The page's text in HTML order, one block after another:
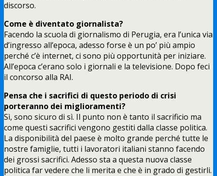
discorso.
Come è diventato giornalista?
Facendo la scuola di giornalismo di Perugia, era l’unica via
d’ingresso all’epoca, adesso forse è un po’ più ampio
perché c’è internet, ci sono più opportunità per iniziare.
All’epoca c’erano solo i giornali e la televisione. Dopo feci
il concorso alla RAI.
Pensa che i sacrifici di questo periodo di crisi
porteranno dei miglioramenti?
Sì, sono sicuro di sì. Il punto non è tanto il sacrificio ma
come questi sacrifici vengono gestiti dalla classe politica.
La disponibilità del paese è molto grande perché tutte le
nostre famiglie, tutti i lavoratori italiani stanno facendo
dei grossi sacrifici. Adesso sta a questa nuova classe
politica far vedere che li merita e che è in grado di gestirli.